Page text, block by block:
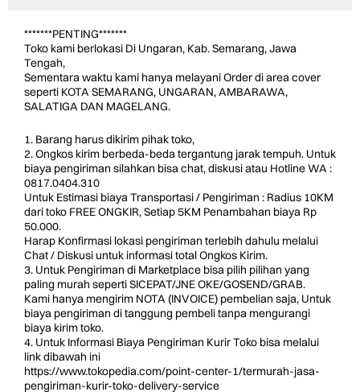
*******PENTING*******
Toko kami berlokasi Di Ungaran, Kab. Semarang, Jawa
Tengah,
Sementara waktu kami hanya melayani Order di area cover
seperti KOTA SEMARANG, UNGARAN, AMBARAWA,
SALATIGA DAN MAGELANG.
1. Barang harus dikirim pihak toko,
2. Ongkos kirim berbeda-beda tergantung jarak tempuh. Untuk
biaya pengiriman silahkan bisa chat, diskusi atau Hotline WA :
0817.0404.310
Untuk Estimasi biaya Transportasi / Pengiriman : Radius 10KM
dari toko FREE ONGKIR, Setiap 5KM Penambahan biaya Rp
50.000.
Harap Konfirmasi lokasi pengiriman terlebih dahulu melalui
Chat / Diskusi untuk informasi total Ongkos Kirim.
3. Untuk Pengiriman di Marketplace bisa pilih pilihan yang
paling murah seperti SICEPAT/JNE OKE/GOSEND/GRAB.
Kami hanya mengirim NOTA (INVOICE) pembelian saja, Untuk
biaya pengiriman di tanggung pembeli tanpa mengurangi
biaya kirim toko.
4. Untuk Informasi Biaya Pengiriman Kurir Toko bisa melalui
link dibawah ini
https://www.tokopedia.com/point-center-1/termurah-jasa-
pengiriman-kurir-toko-delivery-service